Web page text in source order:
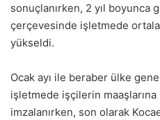
sonuçlanırken, 2 yıl boyunca
çerçevesinde işletmede
yükseldi.
Ocak ayı ile beraber ülke
işletmede işçilerin
imzalanırken, son olarak